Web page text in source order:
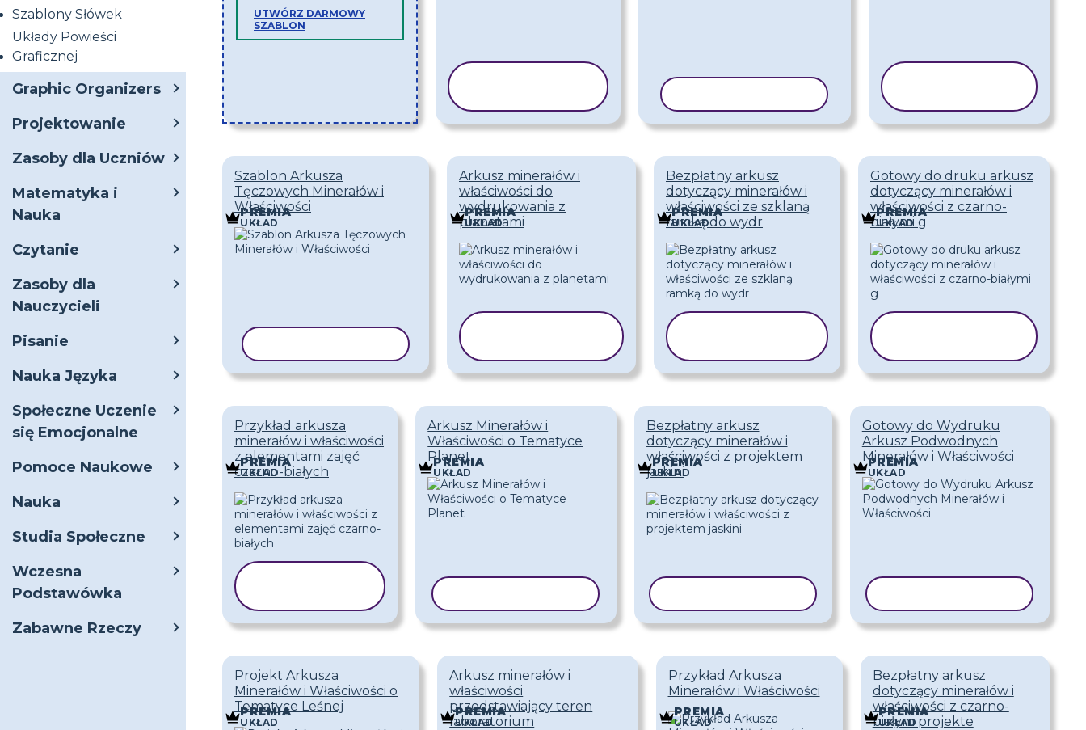
Szablony Słówek
Układy Powieści
Graficznej
Graphic Organizers
Projektowanie
Zasoby dla Uczniów
Matematyka i
Nauka
Czytanie
Zasoby dla
Nauczycieli
Pisanie
Nauka Języka
Społeczne Uczenie
się Emocjonalne
Pomoce Naukowe
Nauka
Studia Społeczne
Wczesna
Podstawówka
Zabawne Rzeczy
UTWÓRZ DARMOWY
SZABLON
Szablon Arkusza
Tęczowych Minerałów i
Właściwości
PREMIA
UKŁAD
Arkusz minerałów i
właściwości do
wydrukowania z
planetami
PREMIA
UKŁAD
Bezpłatny arkusz
dotyczący minerałów i
właściwości ze szklaną
ramką do wydr
PREMIA
UKŁAD
Gotowy do druku arkusz
dotyczący minerałów i
właściwości z czarno-
białymi g
PREMIA
UKŁAD
Przykład arkusza
minerałów i właściwości
z elementami zajęć
czarno-białych
PREMIA
UKŁAD
Arkusz Minerałów i
Właściwości o Tematyce
Planet
PREMIA
UKŁAD
Bezpłatny arkusz
dotyczący minerałów i
właściwości z projektem
jaskini
PREMIA
UKŁAD
Gotowy do Wydruku
Arkusz Podwodnych
Minerałów i Właściwości
PREMIA
UKŁAD
Projekt Arkusza
Minerałów i Właściwości o
Tematyce Leśnej
PREMIA
UKŁAD
Arkusz minerałów i
właściwości
przedstawiający teren
laboratorium
PREMIA
UKŁAD
Przykład Arkusza
Minerałów i Właściwości
PREMIA
UKŁAD
Bezpłatny arkusz
dotyczący minerałów i
właściwości z czarno-
białym projekte
PREMIA
UKŁAD